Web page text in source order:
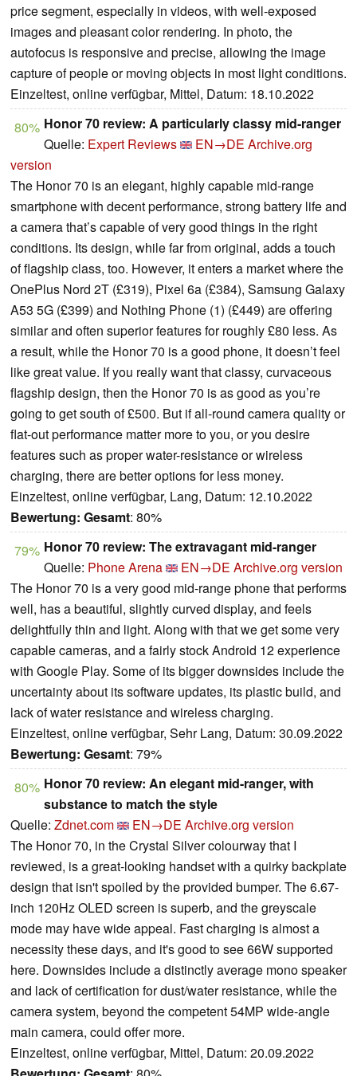
price segment, especially in videos, with well-exposed
images and pleasant color rendering. In photo, the
autofocus is responsive and precise, allowing the image
capture of people or moving objects in most light conditions.
Einzeltest, online verfügbar, Mittel, Datum: 18.10.2022
80% Honor 70 review: A particularly classy mid-ranger
Quelle: Expert Reviews EN→DE Archive.org
version
The Honor 70 is an elegant, highly capable mid-range
smartphone with decent performance, strong battery life and
a camera that’s capable of very good things in the right
conditions. Its design, while far from original, adds a touch
of flagship class, too. However, it enters a market where the
OnePlus Nord 2T (£319), Pixel 6a (£384), Samsung Galaxy
A53 5G (£399) and Nothing Phone (1) (£449) are offering
similar and often superior features for roughly £80 less. As
a result, while the Honor 70 is a good phone, it doesn’t feel
like great value. If you really want that classy, curvaceous
flagship design, then the Honor 70 is as good as you’re
going to get south of £500. But if all-round camera quality or
flat-out performance matter more to you, or you desire
features such as proper water-resistance or wireless
charging, there are better options for less money.
Einzeltest, online verfügbar, Lang, Datum: 12.10.2022
Bewertung: Gesamt: 80%
79% Honor 70 review: The extravagant mid-ranger
Quelle: Phone Arena EN→DE Archive.org version
The Honor 70 is a very good mid-range phone that performs
well, has a beautiful, slightly curved display, and feels
delightfully thin and light. Along with that we get some very
capable cameras, and a fairly stock Android 12 experience
with Google Play. Some of its bigger downsides include the
uncertainty about its software updates, its plastic build, and
lack of water resistance and wireless charging.
Einzeltest, online verfügbar, Sehr Lang, Datum: 30.09.2022
Bewertung: Gesamt: 79%
80% Honor 70 review: An elegant mid-ranger, with
substance to match the style
Quelle: Zdnet.com EN→DE Archive.org version
The Honor 70, in the Crystal Silver colourway that I
reviewed, is a great-looking handset with a quirky backplate
design that isn't spoiled by the provided bumper. The 6.67-
inch 120Hz OLED screen is superb, and the greyscale
mode may have wide appeal. Fast charging is almost a
necessity these days, and it's good to see 66W supported
here. Downsides include a distinctly average mono speaker
and lack of certification for dust/water resistance, while the
camera system, beyond the competent 54MP wide-angle
main camera, could offer more.
Einzeltest, online verfügbar, Mittel, Datum: 20.09.2022